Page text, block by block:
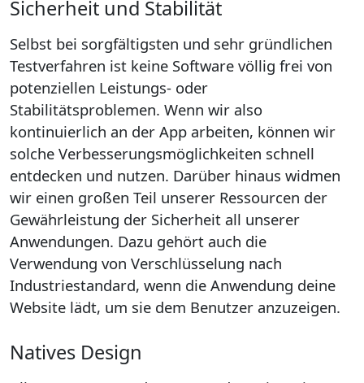
Sicherheit und Stabilität
Selbst bei sorgfältigsten und sehr gründlichen
Testverfahren ist keine Software völlig frei von
potenziellen Leistungs- oder
Stabilitätsproblemen. Wenn wir also
kontinuierlich an der App arbeiten, können wir
solche Verbesserungsmöglichkeiten schnell
entdecken und nutzen. Darüber hinaus widmen
wir einen großen Teil unserer Ressourcen der
Gewährleistung der Sicherheit all unserer
Anwendungen. Dazu gehört auch die
Verwendung von Verschlüsselung nach
Industriestandard, wenn die Anwendung deine
Website lädt, um sie dem Benutzer anzuzeigen.
Natives Design